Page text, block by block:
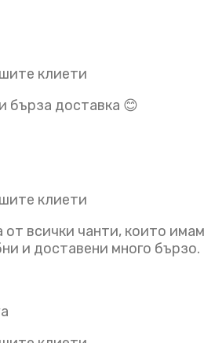
бърза доставка 😊
всички чанти, които имам
и доставени много бързо.